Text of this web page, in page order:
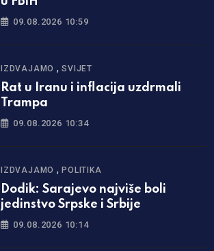
09.08.2026 10:59
IZDVAJAMO ,SVIJET
Rat u Iranu i inflacija uzdrmali
Trampa
09.08.2026 10:34
IZDVAJAMO ,POLITIKA
Dodik: Sarajevo najviše boli
jedinstvo Srpske i Srbije
09.08.2026 10:14